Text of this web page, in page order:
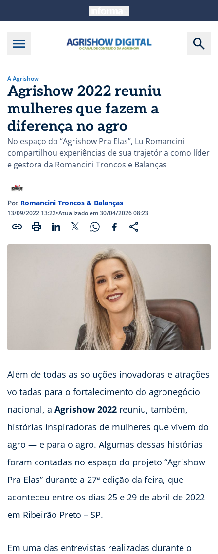
A Agrishow
Agrishow 2022 reuniu
mulheres que fazem a
diferença no agro
No espaço do “Agrishow Pra Elas”, Lu Romancini
compartilhou experiências de sua trajetória como líder
e gestora da Romancini Troncos e Balanças
Por Romancini Troncos & Balanças
13/09/2022 13:22•Atualizado em 30/04/2026 08:23
Além de todas as soluções inovadoras e atrações
voltadas para o fortalecimento do agronegócio
nacional, a Agrishow 2022 reuniu, também,
histórias inspiradoras de mulheres que vivem do
agro — e para o agro. Algumas dessas histórias
foram contadas no espaço do projeto “Agrishow
Pra Elas” durante a 27ª edição da feira, que
aconteceu entre os dias 25 e 29 de abril de 2022
em Ribeirão Preto – SP.
Em uma das entrevistas realizadas durante o